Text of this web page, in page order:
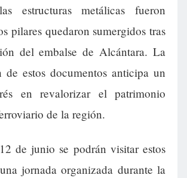
estructuras metálicas fueron
pilares quedaron sumergidos tras
del embalse de Alcántara. La
de estos documentos anticipa un
en revalorizar el patrimonio
de la región.
de junio se podrán visitar estos
jornada organizada durante la